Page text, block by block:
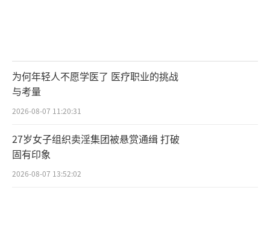
为何年轻人不愿学医了 医疗职业的挑战
与考量
2026-08-07 11:20:31
27岁女子组织卖淫集团被悬赏通缉 打破
固有印象
2026-08-07 13:52:02